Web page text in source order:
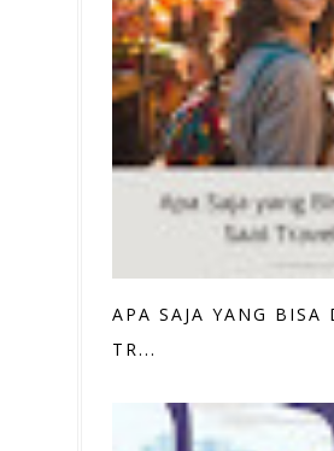
APA SAJA YANG BISA
TR...